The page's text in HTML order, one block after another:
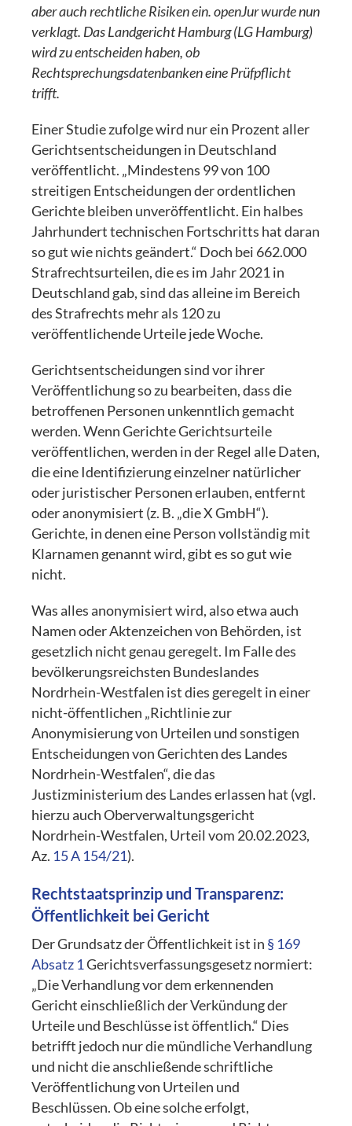
aber auch rechtliche Risiken ein. openJur wurde nun
verklagt. Das Landgericht Hamburg (LG Hamburg)
wird zu entscheiden haben, ob
Rechtsprechungsdatenbanken eine Prüfpflicht
trifft.
Einer Studie zufolge wird nur ein Prozent aller
Gerichtsentscheidungen in Deutschland
veröffentlicht. „Mindestens 99 von 100
streitigen Entscheidungen der ordentlichen
Gerichte bleiben unveröffentlicht. Ein halbes
Jahrhundert technischen Fortschritts hat daran
so gut wie nichts geändert.“ Doch bei 662.000
Strafrechtsurteilen, die es im Jahr 2021 in
Deutschland gab, sind das alleine im Bereich
des Strafrechts mehr als 120 zu
veröffentlichende Urteile jede Woche.
Gerichtsentscheidungen sind vor ihrer
Veröffentlichung so zu bearbeiten, dass die
betroffenen Personen unkenntlich gemacht
werden. Wenn Gerichte Gerichtsurteile
veröffentlichen, werden in der Regel alle Daten,
die eine Identifizierung einzelner natürlicher
oder juristischer Personen erlauben, entfernt
oder anonymisiert (z. B. „die X GmbH“).
Gerichte, in denen eine Person vollständig mit
Klarnamen genannt wird, gibt es so gut wie
nicht.
Was alles anonymisiert wird, also etwa auch
Namen oder Aktenzeichen von Behörden, ist
gesetzlich nicht genau geregelt. Im Falle des
bevölkerungsreichsten Bundeslandes
Nordrhein-Westfalen ist dies geregelt in einer
nicht-öffentlichen „Richtlinie zur
Anonymisierung von Urteilen und sonstigen
Entscheidungen von Gerichten des Landes
Nordrhein-Westfalen“, die das
Justizministerium des Landes erlassen hat (vgl.
hierzu auch Oberverwaltungsgericht
Nordrhein-Westfalen, Urteil vom 20.02.2023,
Az. 15 A 154/21).
Rechtstaatsprinzip und Transparenz:
Öffentlichkeit bei Gericht
Der Grundsatz der Öffentlichkeit ist in § 169
Absatz 1Gerichtsverfassungsgesetz normiert:
„Die Verhandlung vor dem erkennenden
Gericht einschließlich der Verkündung der
Urteile und Beschlüsse ist öffentlich.“ Dies
betrifft jedoch nur die mündliche Verhandlung
und nicht die anschließende schriftliche
Veröffentlichung von Urteilen und
Beschlüssen. Ob eine solche erfolgt,